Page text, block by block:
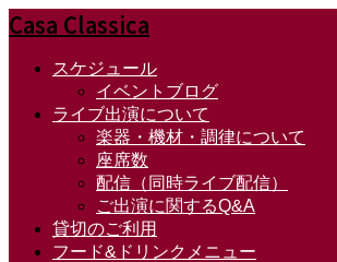
Casa Classica
スケジュール
イベントブログ
ライブ出演について
楽器・機材・調律について
座席数
配信（同時ライブ配信）
ご出演に関するQ&A
貸切のご利用
フード&ドリンクメニュー